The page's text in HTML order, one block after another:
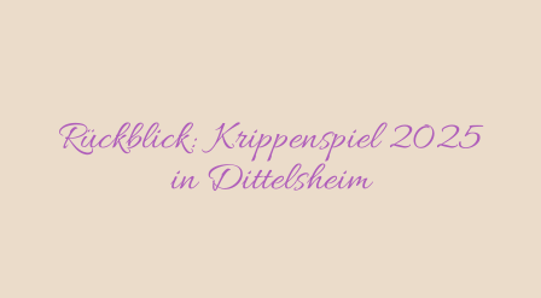
Rückblick: Krippenspiel 2025
in Dittelsheim